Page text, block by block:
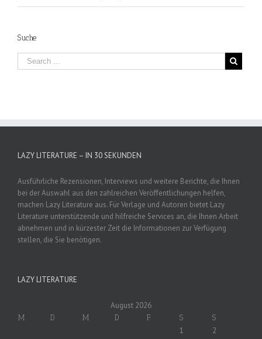
Suche
LAZY LITERATURE – IN 30 SEKUNDEN
Ausführliche Rezensionen, Interviews und weitere Berichte, die Ihnen
bei der Auswahl aus den zahlreichen Veröffentlichungen helfen,
machen Lazy Literature aus. Für Verlage und Autoren bietet Lazy
Literature unterstützende und hilfreiche Services an, die Ihnen Arbeit
abnehmen und in kürzester Zeit die Informationen zur Verfügung
stellen, die Sie benötigen.
LAZY LITERATURE
August 2026
M D M D F S S
1
2